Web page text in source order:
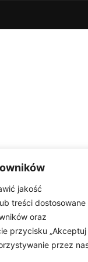
jakość
treści dostosowane
oraz
przycisku „Akceptuj
przez